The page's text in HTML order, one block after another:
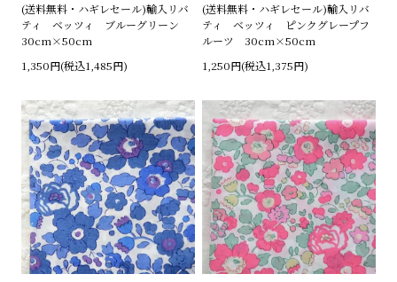
(送料無料・ハギレセール)輸入リバ
ティ ベッツィ ブルーグリーン
30cm×50cm
1,350円(税込1,485円)
(送料無料・ハギレセール)輸入リバ
ティ ベッツィ ピンクグレープフ
ルーツ 30cm×50cm
1,250円(税込1,375円)